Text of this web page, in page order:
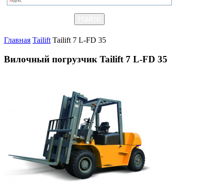
Главная Tailift Tailift 7 L-FD 35
Вилочный погрузчик Tailift 7 L-FD 35